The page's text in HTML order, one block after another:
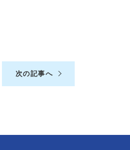
次の記事へ